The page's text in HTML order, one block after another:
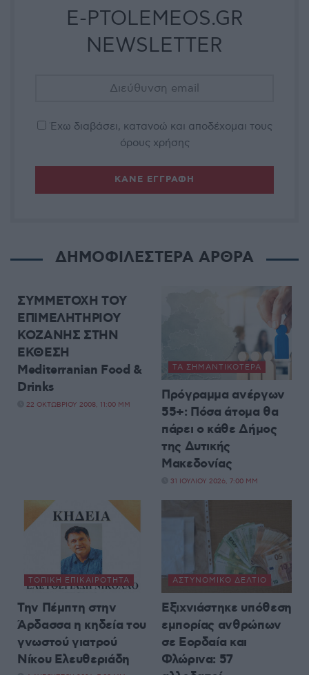
E-PTOLEMEOS.GR
NEWSLETTER
Έχω διαβάσει, κατανοώ και αποδέχομαι τους
όρους χρήσης
ΔΗΜΟΦΙΛΕΣΤΕΡΑ ΑΡΘΡΑ
ΣΥΜΜΕΤΟΧΗ ΤΟΥ
ΕΠΙΜΕΛΗΤΗΡΙΟΥ
ΚΟΖΑΝΗΣ ΣΤΗΝ
ΕΚΘΕΣΗ
Mediterranian Food &
Drinks
22 ΟΚΤΩΒΡΊΟΥ 2008, 11:00 ΜΜ
ΤΑ ΣΗΜΑΝΤΙΚΟΤΕΡΑ
Πρόγραμμα ανέργων
55+: Πόσα άτομα θα
πάρει ο κάθε Δήμος
της Δυτικής
Μακεδονίας
31 ΙΟΥΛΊΟΥ 2026, 7:00 ΜΜ
ΤΟΠΙΚΉ ΕΠΙΚΑΙΡΌΤΗΤΑ
Την Πέμπτη στην
Άρδασσα η κηδεία του
γνωστού γιατρού
Νίκου Ελευθεριάδη
ΑΣΤΥΝΟΜΙΚΌ ΔΕΛΤΊΟ
Εξιχνιάστηκε υπόθεση
εμπορίας ανθρώπων
σε Εορδαία και
Φλώρινα: 57